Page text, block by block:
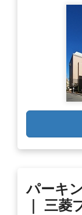
パーキ
｜ 三